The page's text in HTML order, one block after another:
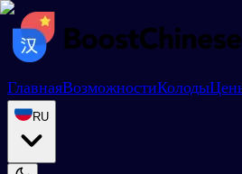
ГлавнаяВозможностиКолоды
RU